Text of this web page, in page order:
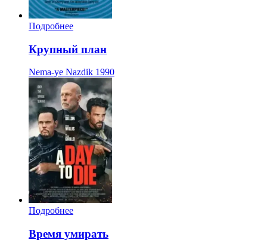
Подробнее
Крупный план
Nema-ye Nazdik 1990
Подробнее
Время умирать